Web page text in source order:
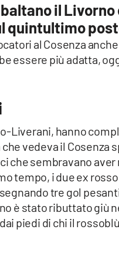
il Livorno
quintultimo
al Cosenza
essere più adatta,
Liverani, hanno
vedeva il Cosenza
che sembravano aver
tempo, i due ex
tre gol
è stato ributtato giù
piedi di chi il